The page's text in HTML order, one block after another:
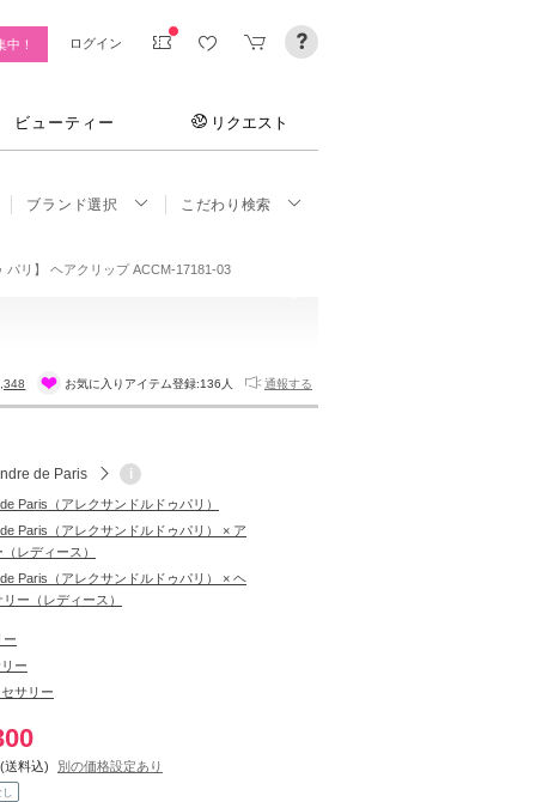
中！ ログイン
ビューティー リクエスト
ブランド選択 こだわり検索
パリ】 ヘアクリップ ACCM-17181-03
お気に入りアイテム登録:136人 通報する
de Paris i
Paris（アレクサンドルドゥパリ）
Paris（アレクサンドルドゥパリ） × ア
レディース）
Paris（アレクサンドルドゥパリ） × ヘ
ー（レディース）
ー
ー
サリー
送料込) 別の価格設定あり